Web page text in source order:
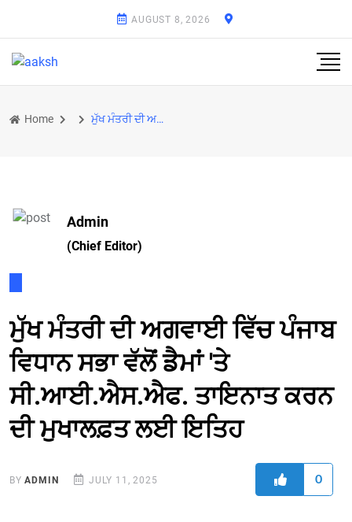
AUGUST 8, 2026
Home ਮੁੱਖ ਮੰਤਰੀ ਦੀ ਅਗਵਾਈ ਵਿੱਚ ਪੰਜਾਬ ਵਿਧਾਨ ਸਭਾ ਵੱਲੋਂ ਡੈਮਾਂ 'ਤੇ ਸੀ.ਆਈ.ਐਸ.ਐਫ. ਤਾਇਨਾਤ ਕਰਨ ਦੀ ਮੁਖਾਲਫ਼ਤ ਲਈ ਇਤਿਹ
Admin
(Chief Editor)
ਮੁੱਖ ਮੰਤਰੀ ਦੀ ਅਗਵਾਈ ਵਿੱਚ ਪੰਜਾਬ
ਵਿਧਾਨ ਸਭਾ ਵੱਲੋਂ ਡੈਮਾਂ 'ਤੇ
ਸੀ.ਆਈ.ਐਸ.ਐਫ. ਤਾਇਨਾਤ ਕਰਨ
ਦੀ ਮੁਖਾਲਫ਼ਤ ਲਈ ਇਤਿਹ
BYADMIN JULY 11, 2025 0